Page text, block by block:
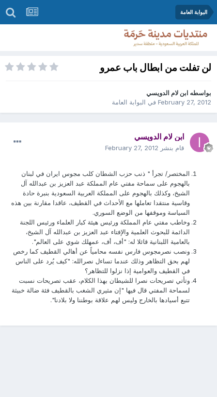
البوابة العامة
لن تفلت من ابطال باب عمرو
بواسطه ابن لام الدويسي
February 27, 2012في البوابة العامة
ابن لام الدويسي
قام بنشر February 27, 2012
المختصر/ تجرأ " ذنب حزب الشطان كلب مجوس ايران في لبنان
بالهجوم على سماحة مفتي عام المملكة عبد العزيز بن عبدالله آل
الشيخ، وكذلك بالهجوم على المملكة العربية السعودية بنبرة حادة
وقاسية منتقدا تعاملها مع الأحداث في القطيف، عاقدا مقارنة بين هذه
السياسة وموقفها من الوضع السوري.
وخاطب مفتي عام المملكة ورئيس هيئة كبار العلماء ورئيس اللجنة
الدائمة للبحوث العلمية والإفتاء عبد العزيز بن عبدالله آل الشيخ،
بالعامية اللبنانية قائلا له: "أف، أف، عمهلك شوي على العالم".
ونصب نصرمجوس فارس نفسه محامياً عن أهالي القطيف كما رخص
لهم بحق التظاهر وذلك عندما تساءل نصرالله: "كيف يُرد على الناس
في القطيف والعوامية إذا نزلوا للتظاهر؟
وتأتي تصريحات نصرا للشيطان بهذا الكلام، عقب تصريحات نسبت
لسماحة المفتي قال فيها "إن مثيري الشغب بالقطيف فئة ضالة خبيثة
تتبع أسيادها بالخارج وليس لهم علاقة بوطننا ولا بلادنا".